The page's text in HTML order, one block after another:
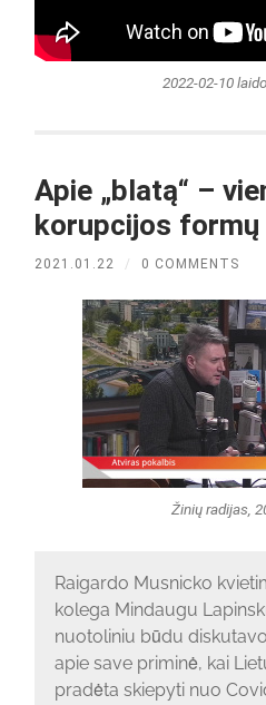
2022-02-10
Apie „blatą“ –
korupcijos formų
2021.01.22 / 0 COMMENTS
Žinių radijas,
Raigardo Musnicko
kolega Mindaugu
nuotoliniu būdu
apie save priminė, kai
pradėta skiepyti nuo